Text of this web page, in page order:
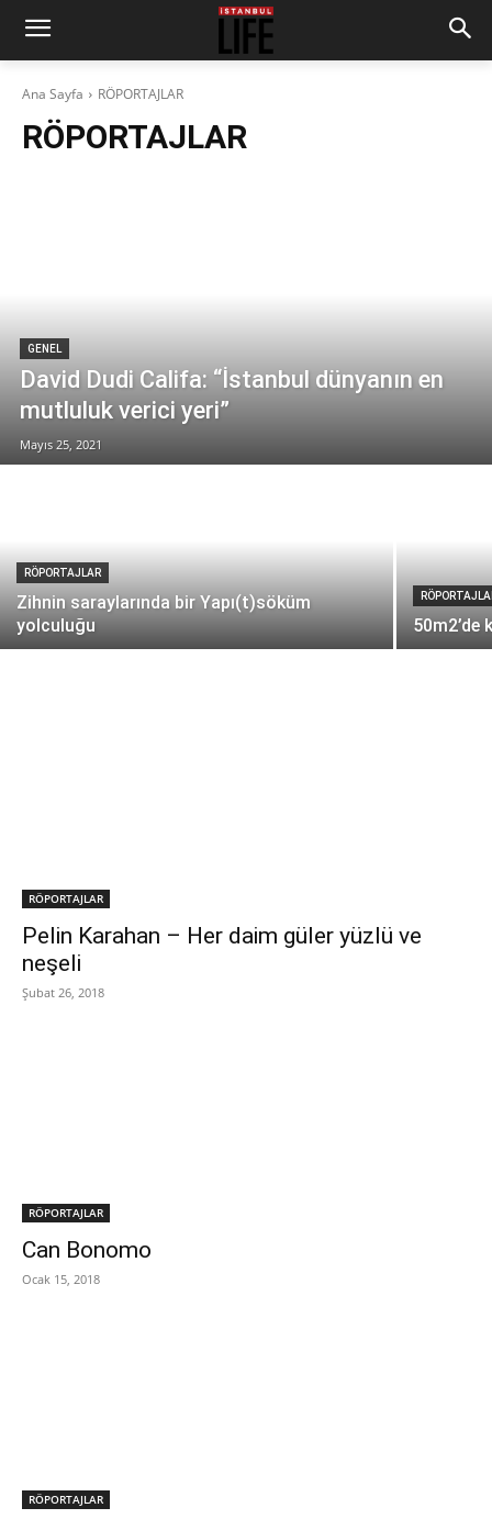
Ana Sayfa RÖPORTAJLAR
RÖPORTAJLAR
GENEL
David Dudi Califa: “İstanbul dünyanın en
mutluluk verici yeri”
Mayıs 25, 2021
RÖPORTAJLAR
Zihnin saraylarında bir Yapı(t)söküm
yolculuğu
50m2’de
RÖPORTAJLAR
Pelin Karahan – Her daim güler yüzlü ve
neşeli
Şubat 26, 2018
RÖPORTAJLAR
Can Bonomo
Ocak 15, 2018
RÖPORTAJLAR